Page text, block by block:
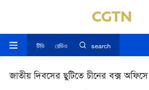
টিভি রেডিও search
জাতীয় দিবসের ছুটিতে চীনের বক্স